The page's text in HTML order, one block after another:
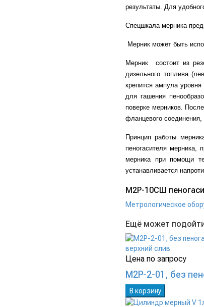
результаты. Для
Спецшкала мерника
Мерник может быть
Мерник состоит из
дизельного топлива
крепится ампула
для гашения
поверке мерников.
фланцевого
Принцип работы
пеногасителя мерника,
мерника при помощи
устанавливается
М2Р-10СШ
Метрологическое
Ещё может
Цена по запросу
М2Р-2-01, без
В корзину